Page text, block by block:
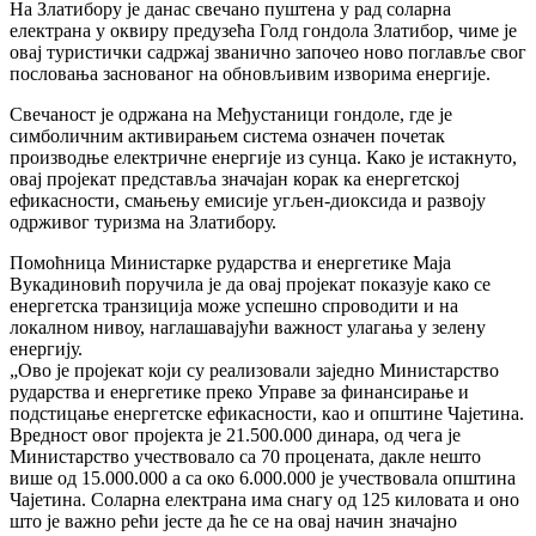
На Златибору је данас свечано пуштена у рад соларна
електрана у оквиру предузећа Голд гондола Златибор, чиме је
овај туристички садржај званично започео ново поглавље свог
пословања заснованог на обновљивим изворима енергије.
Свечаност је одржана на Међустаници гондоле, где је
симболичним активирањем система означен почетак
производње електричне енергије из сунца. Како је истакнуто,
овај пројекат представља значајан корак ка енергетској
ефикасности, смањењу емисије угљен-диоксида и развоју
одрживог туризма на Златибору.
Помоћница Министарке рударства и енергетике Маја
Вукадиновић поручила је да овај пројекат показује како се
енергетска транзиција може успешно спроводити и на
локалном нивоу, наглашавајући важност улагања у зелену
енергију.
„Ово је пројекат који су реализовали заједно Министарство
рударства и енергетике преко Управе за финансирање и
подстицање енергетске ефикасности, као и општине Чајетина.
Вредност овог пројекта је 21.500.000 динара, од чега је
Министарство учествовало са 70 процената, дакле нешто
више од 15.000.000 а са око 6.000.000 је учествовала општина
Чајетина. Соларна електрана има снагу од 125 киловата и оно
што је важно рећи јесте да ће се на овај начин значајно